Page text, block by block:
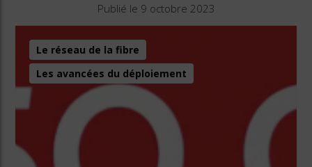
Publié le 9 octobre 2023
Le réseau de la fibre
Les avancées du déploiement